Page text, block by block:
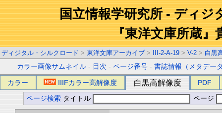
国立情報学研究所 - ディジ
『東洋文庫所蔵』
ディジタル・シルクロード > 東洋文庫アーカイブ > III-2-A-19 > V-2 > 白黒
カラー画像サムネイル - 目次 -ページ番号 -書誌情報（メタデー
カラー IIIFカラー高解像度 白黒高解像度 PDF
ページ検索 タイトル ページ